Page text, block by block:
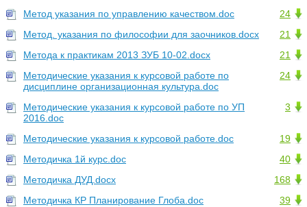
24
Метод указания по управлению качеством.doc
21
Метод. указания по философии для заочников.docx
21
Метода к практикам 2013 ЗУБ 10-02.docx
24
Методические указания к курсовой работе по
дисциплине организационная культура.doc
3
Методические указания к курсовой работе по УП
2016.doc
19
Методические указания к курсовой работе.doc
40
Методичка 1й курс.doc
168
Методичка ДУД.docx
39
Методичка КР Планирование Глоба.doc